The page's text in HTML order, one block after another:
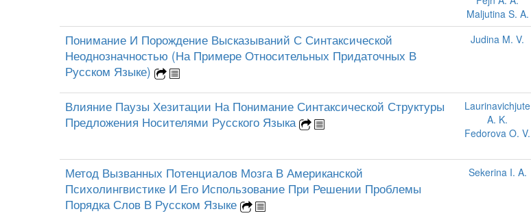
Maljutina S. A.
Понимание И Порождение Высказываний С Синтаксической
Неоднозначностью (На Примере Относительных Придаточных В
Русском Языке)
Judina M. V.
Влияние Паузы Хезитации На Понимание Синтаксической Структуры
Предложения Носителями Русского Языка
Laurinavichjute
A. K.
Fedorova O. V.
Метод Вызванных Потенциалов Мозга В Американской
Психолингвистике И Его Использование При Решении Проблемы
Порядка Слов В Русском Языке
Sekerina I. A.